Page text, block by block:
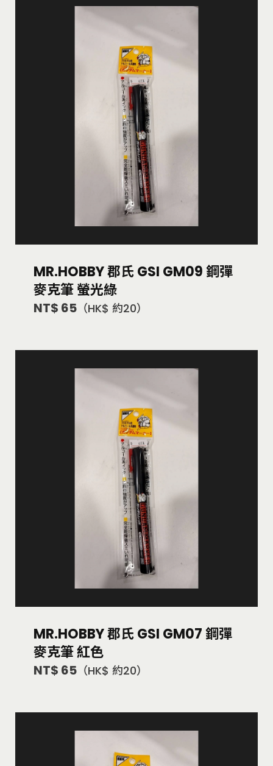
MR.HOBBY 郡氏 GSI GM09 鋼彈
麥克筆 螢光綠
NT$ 65 （HK$ 約20）
MR.HOBBY 郡氏 GSI GM07 鋼彈
麥克筆 紅色
NT$ 65 （HK$ 約20）